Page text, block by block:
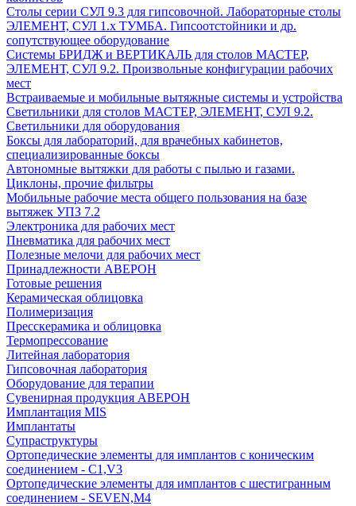
Столы серии СУЛ 9.3 для гипсовочной. Лабораторные столы
ЭЛЕМЕНТ, СУЛ 1.х ТУМБА. Гипсоотстойники и др.
сопутствующее оборудование
Системы БРИДЖ и ВЕРТИКАЛЬ для столов МАСТЕР,
ЭЛЕМЕНТ, СУЛ 9.2. Произвольные конфигурации рабочих
мест
Встраиваемые и мобильные вытяжные системы и устройства
Светильники для столов МАСТЕР, ЭЛЕМЕНТ, СУЛ 9.2.
Светильники для оборудования
Боксы для лабораторий, для врачебных кабинетов,
специализированные боксы
Автономные вытяжки для работы с пылью и газами.
Циклоны, прочие фильтры
Мобильные рабочие места общего пользования на базе
вытяжек УПЗ 7.2
Электроника для рабочих мест
Пневматика для рабочих мест
Полезные мелочи для рабочих мест
Принадлежности АВЕРОН
Готовые решения
Керамическая облицовка
Полимеризация
Пресскерамика и облицовка
Термопрессование
Литейная лаборатория
Гипсовочная лаборатория
Оборудование для терапии
Сувенирная продукция АВЕРОН
Имплантация MIS
Имплантаты
Супраструктуры
Ортопедические элементы для имплантов с коническим
соединением - C1,V3
Ортопедические элементы для имплантов с шестигранным
соединением - SEVEN,M4